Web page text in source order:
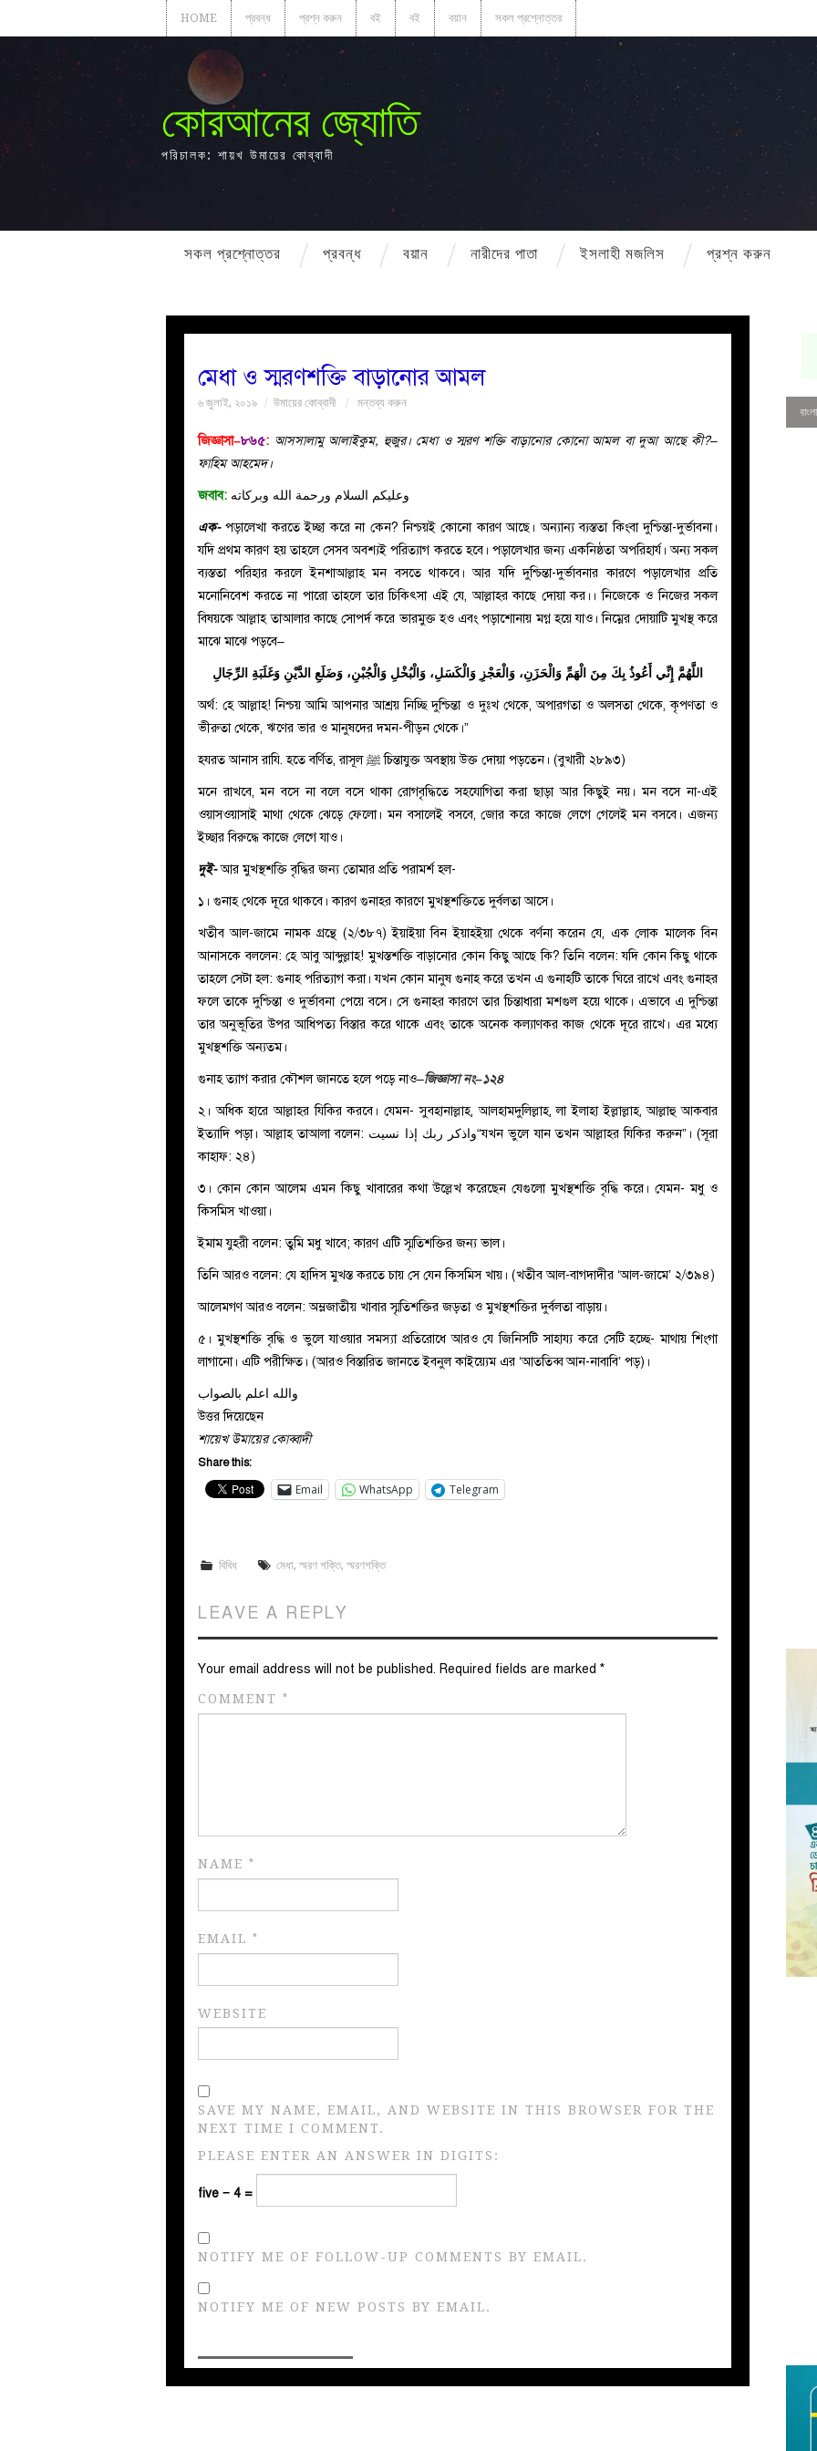
HOME প্রবন্ধ প্রশ্ন করুন বই বই বয়ান সকল প্রশ্নোত্তর
কোরআনের জ্যোতি
পরিচালক: শায়খ উমায়ের কোব্বাদী
সকল প্রশ্নোত্তর প্রবন্ধ বয়ান নারীদের পাতা ইসলাহী মজলিস প্রশ্ন করুন
মেধা ও স্মরণশক্তি বাড়ানোর আমল
৬ জুলাই, ২০১৯ উমায়ের কোব্বাদী মন্তব্য করুন
জিজ্ঞাসা–৮৬৫: আসসালামু আলাইকুম, হুজুর। মেধা ও স্মরণ শক্তি বাড়ানোর কোনো আমল বা দুআ আছে কী?–
ফাহিম আহমেদ।
জবাব: وعليكم السلام ورحمة الله وبركاته
এক- পড়ালেখা করতে ইচ্ছা করে না কেন? নিশ্চয়ই কোনো কারণ আছে। অন্যান্য ব্যস্ততা কিংবা দুশ্চিন্তা-দুর্ভাবনা।
যদি প্রথম কারণ হয় তাহলে সেসব অবশ্যই পরিত্যাগ করতে হবে। পড়ালেখার জন্য একনিষ্ঠতা অপরিহার্য। অন্য সকল
ব্যস্ততা পরিহার করলে ইনশাআল্লাহ মন বসতে থাকবে। আর যদি দুশ্চিন্তা-দুর্ভাবনার কারণে পড়ালেখার প্রতি
মনোনিবেশ করতে না পারো তাহলে তার চিকিৎসা এই যে, আল্লাহর কাছে দোয়া কর।। নিজেকে ও নিজের সকল
বিষয়কে আল্লাহ তাআলার কাছে সোপর্দ করে ভারমুক্ত হও এবং পড়াশোনায় মগ্ন হয়ে যাও। নিম্নের দোয়াটি মুখস্থ করে
মাঝে মাঝে পড়বে–
اللَّهُمَّ إِنِّي أَعُوذُ بِكَ مِنَ الْهَمِّ وَالْحَزَنِ، وَالْعَجْزِ وَالْكَسَلِ، وَالْبُخْلِ وَالْجُبْنِ، وَضَلَعِ الدَّيْنِ وَغَلَبَةِ الرِّجَالِ
অর্থ: হে আল্লাহ! নিশ্চয় আমি আপনার আশ্রয় নিচ্ছি দুশ্চিন্তা ও দুঃখ থেকে, অপারগতা ও অলসতা থেকে, কৃপণতা ও
ভীরুতা থেকে, ঋণের ভার ও মানুষদের দমন-পীড়ন থেকে।”
হযরত আনাসরাযি. হতে বর্ণিত, রাসূলﷺচিন্তাযুক্ত অবস্থায় উক্ত দোয়া পড়তেন। (বুখারী ২৮৯৩)
মনে রাখবে, মন বসে না বলে বসে থাকা রোগবৃদ্ধিতে সহযোগিতা করা ছাড়া আর কিছুই নয়। মন বসে না-এই
ওয়াসওয়াসাই মাথা থেকে ঝেড়ে ফেলো। মন বসালেই বসবে, জোর করে কাজে লেগে গেলেই মন বসবে। এজন্য
ইচ্ছার বিরুদ্ধে কাজে লেগে যাও।
দুই-আর মুখস্থশক্তি বৃদ্ধির জন্য তোমার প্রতি পরামর্শ হল-
১। গুনাহ থেকে দূরে থাকবে। কারণ গুনাহর কারণে মুখস্থশক্তিতে দুর্বলতা আসে।
খতীব আল-জামে নামক গ্রন্থে (২/৩৮৭) ইয়াইয়া বিন ইয়াহইয়া থেকে বর্ণনা করেন যে, এক লোক মালেক বিন
আনাসকে বললেন: হে আবু আব্দুল্লাহ! মুখস্তশক্তি বাড়ানোর কোন কিছু আছে কি? তিনি বলেন: যদি কোন কিছু থাকে
তাহলে সেটা হল: গুনাহ পরিত্যাগ করা। যখন কোন মানুষ গুনাহ করে তখন এ গুনাহটি তাকে ঘিরে রাখে এবং গুনাহর
ফলে তাকে দুশ্চিন্তা ও দুর্ভাবনা পেয়ে বসে। সে গুনাহর কারণে তার চিন্তাধারা মশগুল হয়ে থাকে। এভাবে এ দুশ্চিন্তা
তার অনুভূতির উপর আধিপত্য বিস্তার করে থাকে এবং তাকে অনেক কল্যাণকর কাজ থেকে দূরে রাখে। এর মধ্যে
মুখস্থশক্তি অন্যতম।
গুনাহ ত্যাগ করার কৌশল জানতে হলে পড়ে নাও–জিজ্ঞাসা নং–১২৪
২। অধিক হারে আল্লাহর যিকির করবে। যেমন- সুবহানাল্লাহ, আলহামদুলিল্লাহ, লা ইলাহা ইল্লাল্লাহ, আল্লাহু আকবার
ইত্যাদি পড়া। আল্লাহ তাআলা বলেন: واذكر ربك إذا نسيت“যখন ভুলে যান তখন আল্লাহর যিকির করুন”। (সূরা
কাহাফ: ২৪)
৩। কোন কোন আলেম এমন কিছু খাবারের কথা উল্লেখ করেছেন যেগুলো মুখস্থশক্তি বৃদ্ধি করে। যেমন- মধু ও
কিসমিস খাওয়া।
ইমাম যুহরী বলেন: তুমি মধু খাবে; কারণ এটি স্মৃতিশক্তির জন্য ভাল।
তিনি আরও বলেন: যে হাদিস মুখস্ত করতে চায় সে যেন কিসমিস খায়। (খতীব আল-বাগদাদীর ‘আল-জামে’ ২/৩৯৪)
আলেমগণ আরও বলেন: অম্লজাতীয় খাবার স্মৃতিশক্তির জড়তা ও মুখস্থশক্তির দুর্বলতা বাড়ায়।
৫। মুখস্থশক্তি বৃদ্ধি ও ভুলে যাওয়ার সমস্যা প্রতিরোধে আরও যে জিনিসটি সাহায্য করে সেটি হচ্ছে- মাথায় শিংগা
লাগানো। এটি পরীক্ষিত। (আরও বিস্তারিত জানতে ইবনুল কাইয়্যেম এর ‘আততিব্ব আন-নাবাবি’ পড়)।
والله اعلم بالصواب
উত্তর দিয়েছেন
শায়েখ উমায়ের কোব্বাদী
Share this:
Email WhatsApp Telegram
বিবিধ মেধা,স্মরণ শক্তি,স্মরণশক্তি
LEAVE A REPLY
Your email address will not be published. Required fields are marked *
COMMENT *
NAME *
EMAIL *
WEBSITE
SAVE MY NAME, EMAIL, AND WEBSITE IN THIS BROWSER FOR THE
NEXT TIME I COMMENT.
PLEASE ENTER AN ANSWER IN DIGITS:
five − 4 =
NOTIFY ME OF FOLLOW-UP COMMENTS BY EMAIL.
NOTIFY ME OF NEW POSTS BY EMAIL.